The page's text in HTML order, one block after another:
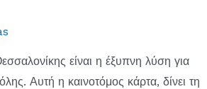
είναι η έξυπνη λύση για
Αυτή η καινοτόμος κάρτα, δίνει τη